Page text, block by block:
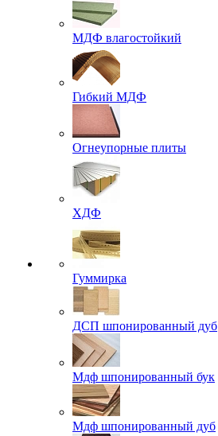
МДФ влагостойкий
Гибкий МДФ
Огнеупорные плиты
ХДФ
Гуммирка
ДСП шпонированный дуб
Мдф шпонированный бук
Мдф шпонированный дуб